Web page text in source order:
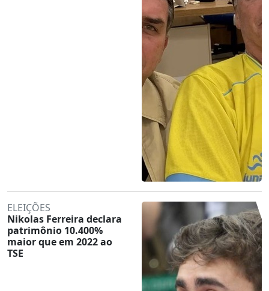
ELEIÇÕES
Nikolas Ferreira declara
patrimônio 10.400%
maior que em 2022 ao
TSE